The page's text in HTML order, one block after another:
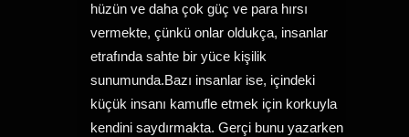
hüzün ve daha çok güç ve para hırsı
vermekte, çünkü onlar oldukça, insanlar
etrafında sahte bir yüce kişilik
sunumunda.Bazı insanlar ise, içindeki
küçük insanı kamufle etmek için korkuyla
kendini saydırmakta. Gerçi bunu yazarken